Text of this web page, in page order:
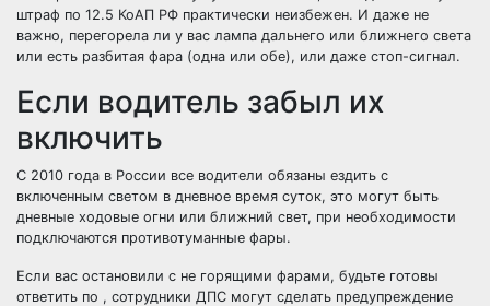
штраф по 12.5 КоАП РФ практически неизбежен. И даже не
важно, перегорела ли у вас лампа дальнего или ближнего света
или есть разбитая фара (одна или обе), или даже стоп-сигнал.
Если водитель забыл их
включить
С 2010 года в России все водители обязаны ездить с
включенным светом в дневное время суток, это могут быть
дневные ходовые огни или ближний свет, при необходимости
подключаются противотуманные фары.
Если вас остановили с не горящими фарами, будьте готовы
ответить по , сотрудники ДПС могут сделать предупреждение